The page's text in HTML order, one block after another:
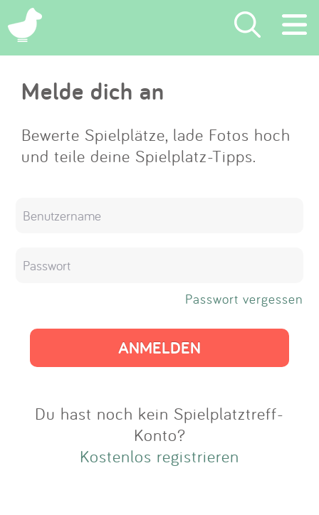
×
Suchen
Eintragen
App
Melde dich an
Bewerte Spielplätze, lade Fotos hoch
und teile deine Spielplatz-Tipps.
Passwort vergessen
Du hast noch kein Spielplatztreff-
Konto?
Kostenlos registrieren